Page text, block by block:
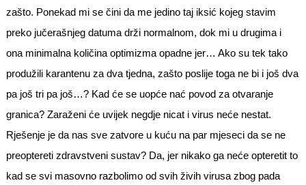
zašto. Ponekad mi se čini da me jedino taj iksić kojeg stavim
preko jučerašnjeg datuma drži normalnom, dok mi u drugima i
ona minimalna količina optimizma opadne jer… Ako su tek tako
produžili karantenu za dva tjedna, zašto poslije toga ne bi i još dva
pa još tri pa još…? Kad će se uopće nać povod za otvaranje
granica? Zaraženi će uvijek negdje nicat i virus neće nestat.
Rješenje je da nas sve zatvore u kuću na par mjeseci da se ne
preoptereti zdravstveni sustav? Da, jer nikako ga neće opteretit to
kad se svi masovno razbolimo od svih živih virusa zbog pada